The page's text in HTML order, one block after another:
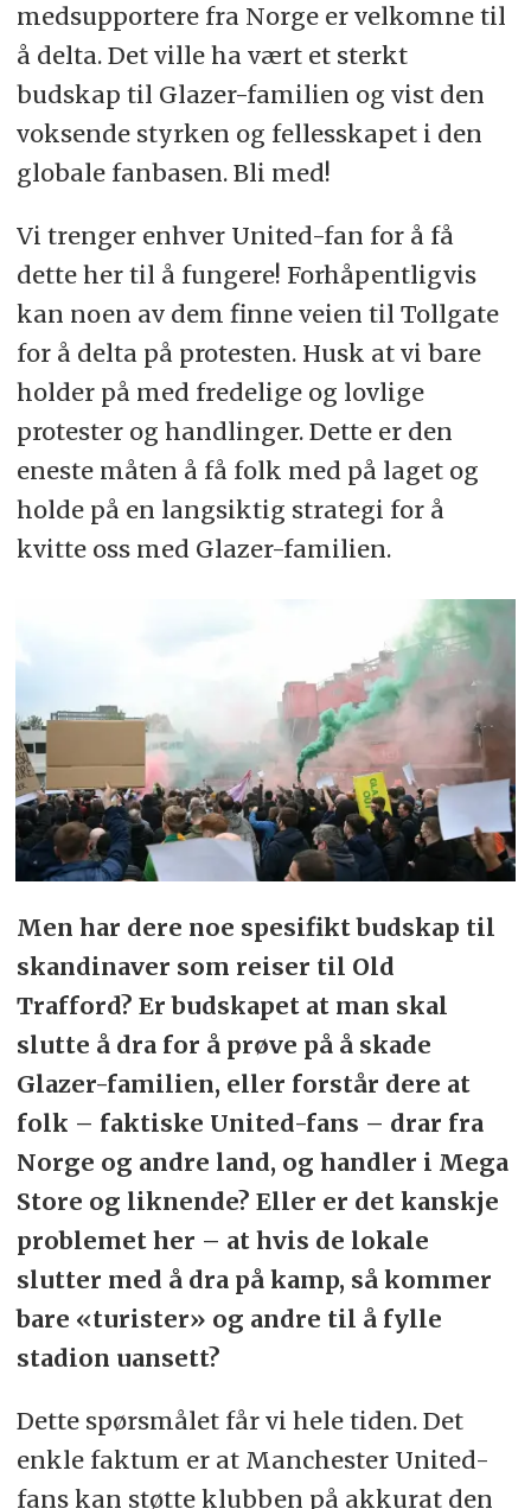
medsupportere fra Norge er velkomne til
å delta. Det ville ha vært et sterkt
budskap til Glazer-familien og vist den
voksende styrken og fellesskapet i den
globale fanbasen. Bli med!
Vi trenger enhver United-fan for å få
dette her til å fungere! Forhåpentligvis
kan noen av dem finne veien til Tollgate
for å delta på protesten. Husk at vi bare
holder på med fredelige og lovlige
protester og handlinger. Dette er den
eneste måten å få folk med på laget og
holde på en langsiktig strategi for å
kvitte oss med Glazer-familien.
Men har dere noe spesifikt budskap til
skandinaver som reiser til Old
Trafford? Er budskapet at man skal
slutte å dra for å prøve på å skade
Glazer-familien, eller forstår dere at
folk – faktiske United-fans – drar fra
Norge og andre land, og handler i Mega
Store og liknende? Eller er det kanskje
problemet her – at hvis de lokale
slutter med å dra på kamp, så kommer
bare «turister» og andre til å fylle
stadion uansett?
Dette spørsmålet får vi hele tiden. Det
enkle faktum er at Manchester United-
fans kan støtte klubben på akkurat den